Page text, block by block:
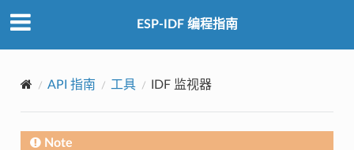
ESP-IDF 编程指南
API 指南 工具 IDF 监视器
Note